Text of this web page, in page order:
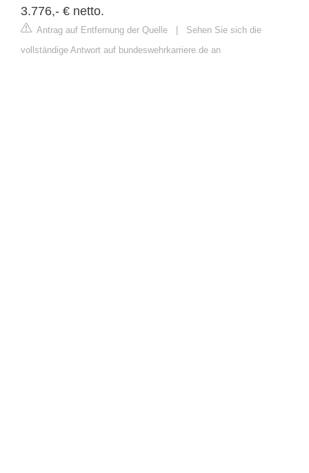
3.776,- € netto.
Antrag auf Entfernung der Quelle | Sehen Sie sich die
vollständige Antwort auf bundeswehrkarriere.de an